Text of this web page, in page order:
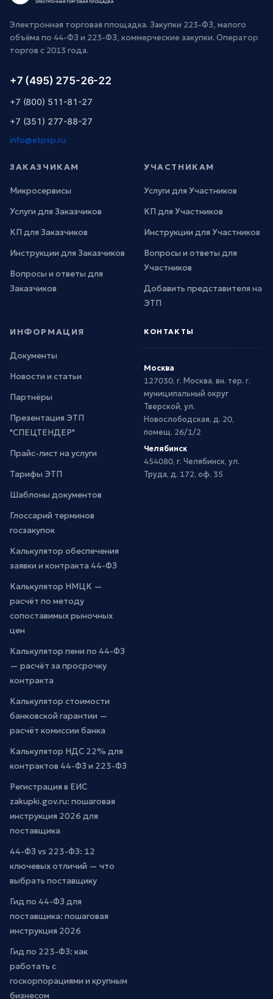
Электронная торговая площадка. Закупки 223-ФЗ, малого
объёма по 44-ФЗ и 223-ФЗ, коммерческие закупки. Оператор
торгов с 2013 года.
+7 (495) 275-26-22
+7 (800) 511-81-27
+7 (351) 277-88-27
info@etpsp.ru
ЗАКАЗЧИКАМ
Микросервисы
Услуги для Заказчиков
КП для Заказчиков
Инструкции для Заказчиков
Вопросы и ответы для
Заказчиков
УЧАСТНИКАМ
Услуги для Участников
КП для Участников
Инструкции для Участников
Вопросы и ответы для
Участников
Добавить представителя на
ЭТП
ИНФОРМАЦИЯ
Документы
Новости и статьи
Партнёры
Презентация ЭТП
"СПЕЦТЕНДЕР"
Прайс-лист на услуги
Тарифы ЭТП
Шаблоны документов
Глоссарий терминов
госзакупок
Калькулятор обеспечения
заявки и контракта 44-ФЗ
Калькулятор НМЦК —
расчёт по методу
сопоставимых рыночных
цен
Калькулятор пени по 44-ФЗ
— расчёт за просрочку
контракта
Калькулятор стоимости
банковской гарантии —
расчёт комиссии банка
Калькулятор НДС 22% для
контрактов 44-ФЗ и 223-ФЗ
Регистрация в ЕИС
zakupki.gov.ru: пошаговая
инструкция 2026 для
поставщика
44-ФЗ vs 223-ФЗ: 12
ключевых отличий — что
выбрать поставщику
Гид по 44-ФЗ для
поставщика: пошаговая
инструкция 2026
Гид по 223-ФЗ: как
работать с
госкорпорациями и крупным
бизнесом
КОНТАКТЫ
Москва
127030, г. Москва, вн. тер. г.
муниципальный округ
Тверской, ул.
Новослободская, д. 20,
помещ. 26/1/2
Челябинск
454080, г. Челябинск, ул.
Труда, д. 172, оф. 35